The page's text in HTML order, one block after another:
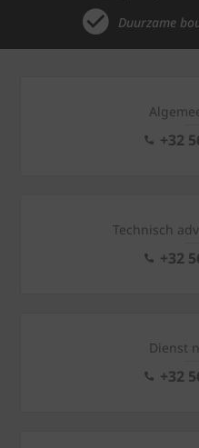
Duurzame
+32
Technisch
+32
Dienst
+32